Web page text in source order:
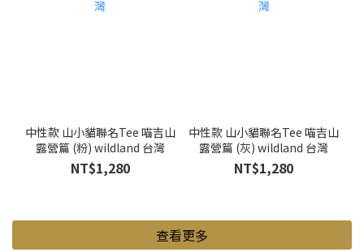
中性款 山小貓聯名Tee 喵吉山
露營篇 (粉) wildland 台灣
NT$1,280
中性款 山小貓聯名Tee 喵吉山
露營篇 (灰) wildland 台灣
NT$1,280
查看更多